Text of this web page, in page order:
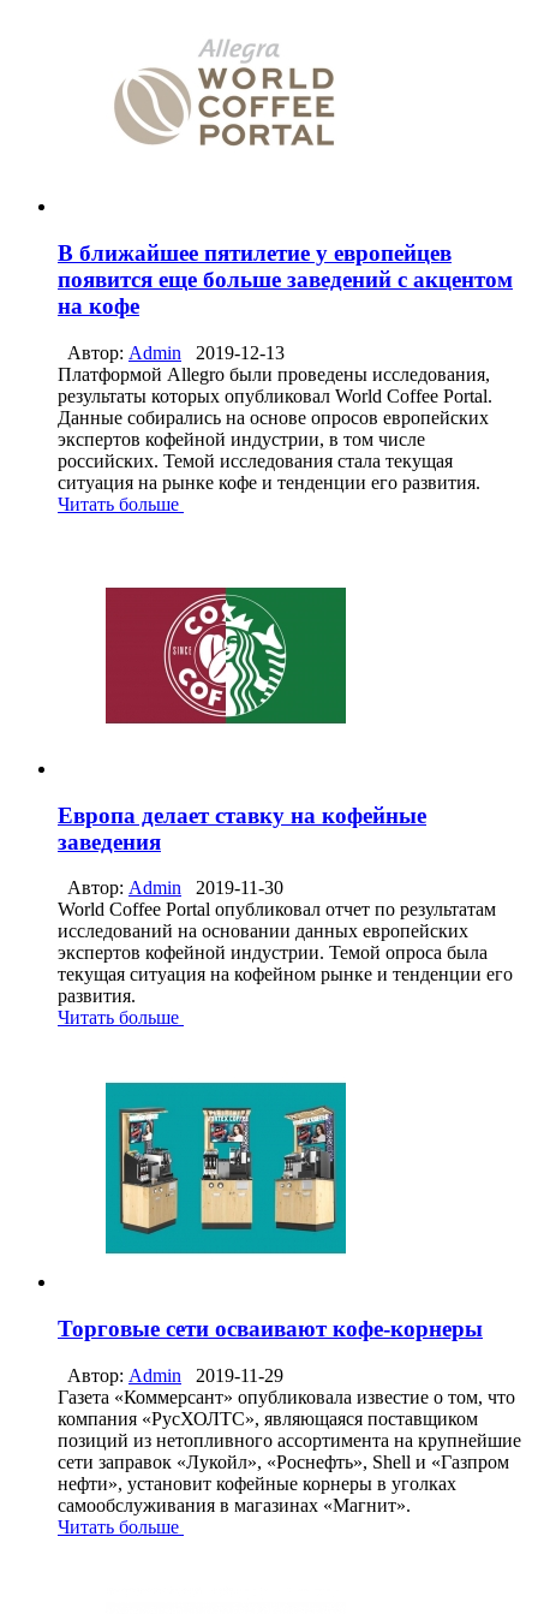
В ближайшее пятилетие у европейцев
появится еще больше заведений с акцентом
на кофе
Автор: Admin
2019-12-13
Платформой Allegro были проведены исследования,
результаты которых опубликовал World Coffee Portal.
Данные собирались на основе опросов европейских
экспертов кофейной индустрии, в том числе
российских. Темой исследования стала текущая
ситуация на рынке кофе и тенденции его развития.
Читать больше
Европа делает ставку на кофейные
заведения
Автор: Admin
2019-11-30
World Coffee Portal опубликовал отчет по результатам
исследований на основании данных европейских
экспертов кофейной индустрии. Темой опроса была
текущая ситуация на кофейном рынке и тенденции его
развития.
Читать больше
Торговые сети осваивают кофе-корнеры
Автор: Admin
2019-11-29
Газета «Коммерсант» опубликовала известие о том, что
компания «РусХОЛТС», являющаяся поставщиком
позиций из нетопливного ассортимента на крупнейшие
сети заправок «Лукойл», «Роснефть», Shell и «Газпром
нефти», установит кофейные корнеры в уголках
самообслуживания в магазинах «Магнит».
Читать больше